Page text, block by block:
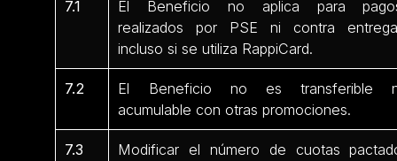
7.1
El Beneficio no aplica para
realizados por PSE ni contra
incluso si se utiliza RappiCard.
7.2
El Beneficio no es transferible
acumulable con otras promociones.
7.3
Modificar el número de cuotas